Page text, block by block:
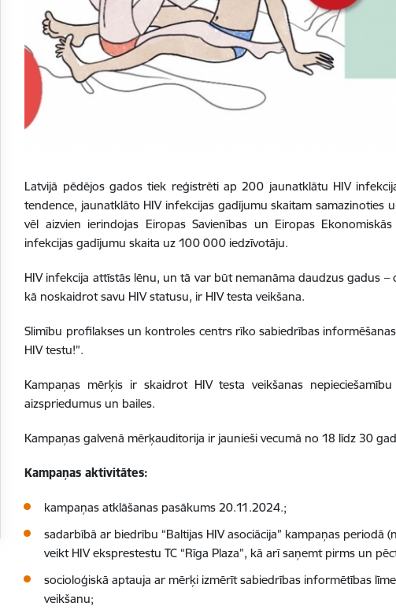
Latvijā pēdējos gados tiek reģistrēti ap 200 jaunatklātu HIV
tendence, jaunatklāto HIV infekcijas gadījumu skaitam samazinoties
vēl aizvien ierindojas Eiropas Savienības un Eiropas
infekcijas gadījumu skaita uz 100 000 iedzīvotāju.
HIV infekcija attīstās lēnu, un tā var būt nemanāma daudzus gadus –
kā noskaidrot savu HIV statusu, ir HIV testa veikšana.
Slimību profilakses un kontroles centrs rīko sabiedrības
HIV testu!”.
Kampaņas mērķis ir skaidrot HIV testa veikšanas
aizspriedumus un bailes.
Kampaņas galvenā mērķauditorija ir jaunieši vecumā no 18 līdz 30
Kampaņas aktivitātes:
kampaņas atklāšanas pasākums 20.11.2024.;
sadarbībā ar biedrību “Baltijas HIV asociācija” kampaņas periodā
veikt HIV eksprestestu TC “Rīga Plaza”, kā arī saņemt pirms un
socioloģiskā aptauja ar mērķi izmērīt sabiedrības informētības
veikšanu;